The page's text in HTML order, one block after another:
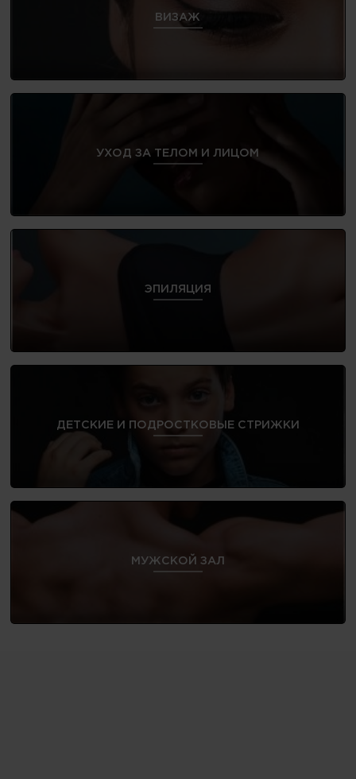
ВИЗАЖ
УХОД ЗА ТЕЛОМ И ЛИЦОМ
ЭПИЛЯЦИЯ
ДЕТСКИЕ И ПОДРОСТКОВЫЕ СТРИЖКИ
МУЖСКОЙ ЗАЛ